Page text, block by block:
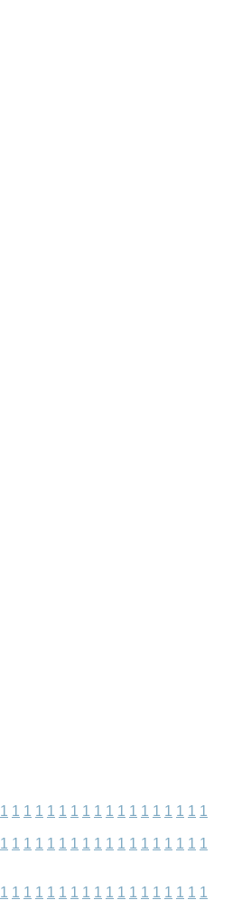
1 1 1 1 1 1 1 1 1 1 1 1 1 1 1 1 1 1
1 1 1 1 1 1 1 1 1 1 1 1 1 1 1 1 1 1
1 1 1 1 1 1 1 1 1 1 1 1 1 1 1 1 1 1